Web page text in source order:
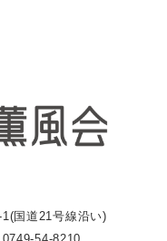
1(国道21号線沿い)